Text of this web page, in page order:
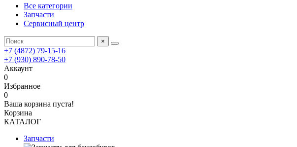
Все категории
Запчасти
Сервисный центр
×
+7 (4872) 79-15-16
+7 (930) 890-78-50
Аккаунт
0
Избранное
0
Ваша корзина пуста!
Корзина
КАТАЛОГ
Запчасти